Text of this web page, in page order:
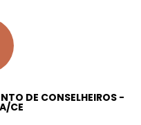
DE CONSELHEIROS -
CE